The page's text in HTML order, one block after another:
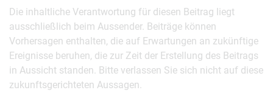
Die inhaltliche Verantwortung für diesen Beitrag liegt
ausschließlich beim Aussender. Beiträge können
Vorhersagen enthalten, die auf Erwartungen an zukünftige
Ereignisse beruhen, die zur Zeit der Erstellung des Beitrags
in Aussicht standen. Bitte verlassen Sie sich nicht auf diese
zukunftsgerichteten Aussagen.